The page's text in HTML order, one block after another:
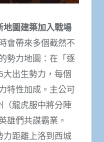
圖建築加入戰場
會帶來多個截然不
勢力地圖：在「逐
出生勢力，每個
特性加成。主公可
龍虎服中將分陣
雄們共謀霸業。
力距離上洛到西城